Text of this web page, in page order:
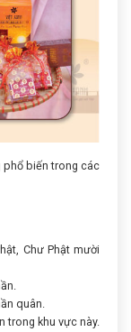
biến trong các
Chư Phật mười
quân.
trong khu vực này.